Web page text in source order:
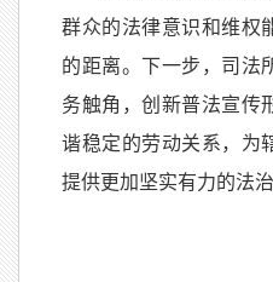
群众的法律意识和维权
的距离。下一步，司法
务触角，创新普法宣传
谐稳定的劳动关系，为
提供更加坚实有力的法治